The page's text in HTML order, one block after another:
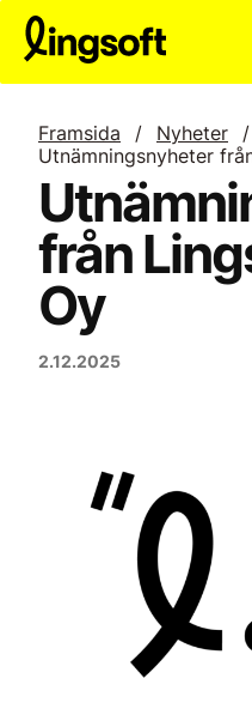
Hoppa
innehållet
Framsida / Nyheter
/
Utnämningsnyheter
från
Oy
2.12.2025